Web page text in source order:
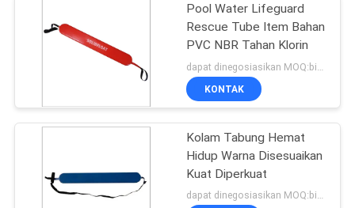
HUBUNGI
KAMI
KUTIPAN
Mie Kolam Busa
43
21
Pool Water Lifeguard
Rescue Tube Item Bahan
PVC NBR Tahan Klorin
KONTAK
Kolam Tabung Hemat
Hidup Warna Disesuaikan
Kuat Diperkuat
dapat dinegosiasikan MOQ:bisa dinegosiasikan